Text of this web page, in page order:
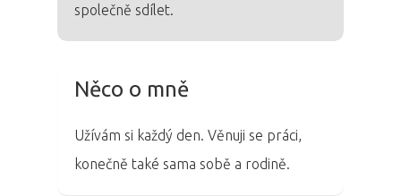
společně sdílet.
Něco o mně
Užívám si každý den. Věnuji se práci,
konečně také sama sobě a rodině.